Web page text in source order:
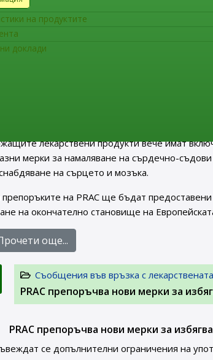
на продуктите
доклади
препоръки са следствие от оценка
за безопасност след разрешаването за
с рисковете за PRES и RCVS. В хода на
PRAC взе предвид и информация,
лекарствени продукти вече имат
мерки за намаляване на сърдечно-
на сърцето и мозъка.
препоръките на PRAC ще бъдат
на окончателно становище на
още...
Съобщения във връзка с
PRAC препоръчва нови мерки за
PRAC препоръчва нови мерки за
се допълнителни ограничения на